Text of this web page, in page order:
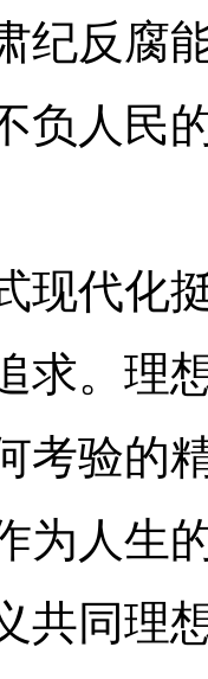
纪反腐
负人民
代化挺
求。理
考验的
为人生
共同理